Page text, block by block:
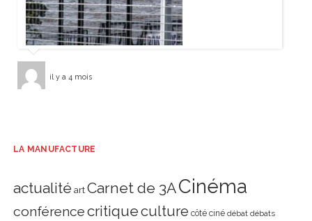
il y a 4 mois
LA MANUFACTURE
actualité art Carnet de 3ACinéma
conférencecritiqueculture côté ciné débat débats